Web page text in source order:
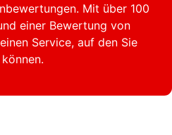
Mit über 100
einer Bewertung von
Service, auf den Sie